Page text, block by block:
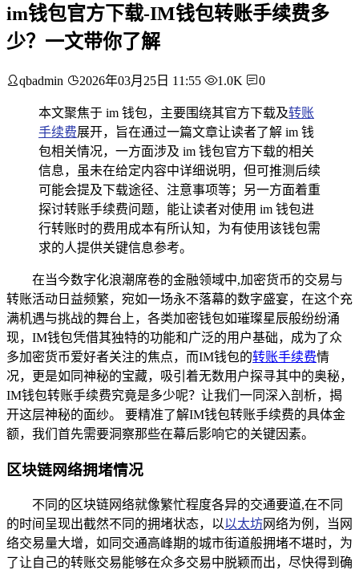
im钱包官方下载-IM钱包转账手续费多
少？一文带你了解
qbadmin 2026年03月25日 11:55 1.0K 0
本文聚焦于 im 钱包，主要围绕其官方下载及转账
手续费展开，旨在通过一篇文章让读者了解 im 钱
包相关情况，一方面涉及 im 钱包官方下载的相关
信息，虽未在给定内容中详细说明，但可推测后续
可能会提及下载途径、注意事项等；另一方面着重
探讨转账手续费问题，能让读者对使用 im 钱包进
行转账时的费用成本有所认知，为有使用该钱包需
求的人提供关键信息参考。
在当今数字化浪潮席卷的金融领域中,加密货币的交易与
转账活动日益频繁，宛如一场永不落幕的数字盛宴，在这个充
满机遇与挑战的舞台上，各类加密钱包如璀璨星辰般纷纷涌
现，IM钱包凭借其独特的功能和广泛的用户基础，成为了众
多加密货币爱好者关注的焦点，而IM钱包的转账手续费情
况，更是如同神秘的宝藏，吸引着无数用户探寻其中的奥秘，
IM钱包转账手续费究竟是多少呢？让我们一同深入剖析，揭
开这层神秘的面纱。 要精准了解IM钱包转账手续费的具体金
额，我们首先需要洞察那些在幕后影响它的关键因素。
区块链网络拥堵情况
不同的区块链网络就像繁忙程度各异的交通要道,在不同
的时间呈现出截然不同的拥堵状态，以以太坊网络为例，当网
络交易量大增，如同交通高峰期的城市街道般拥堵不堪时，为
了让自己的转账交易能够在众多交易中脱颖而出，尽快得到确